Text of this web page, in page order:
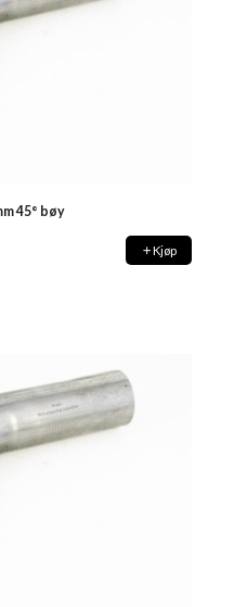
45° bøy
Kjøp